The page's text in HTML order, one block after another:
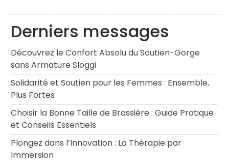
Derniers messages
Découvrez le Confort Absolu du Soutien-Gorge
sans Armature Sloggi
Solidarité et Soutien pour les Femmes : Ensemble,
Plus Fortes
Choisir la Bonne Taille de Brassière : Guide Pratique
et Conseils Essentiels
Plongez dans l’Innovation : La Thérapie par
Immersion